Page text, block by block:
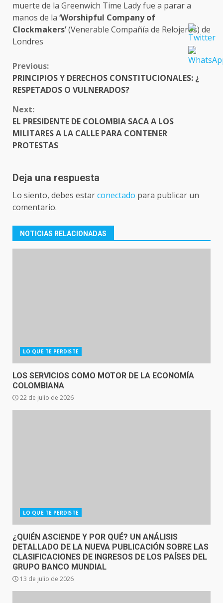
muerte de la Greenwich Time Lady fue a parar a
manos de la ‘Worshipful Company of
Clockmakers’(Venerable Compañía de Relojeros) de
Londres
CONTINUE
READING
Previous:
PRINCIPIOS Y DERECHOS CONSTITUCIONALES: ¿
RESPETADOS O VULNERADOS?
Next:
EL PRESIDENTE DE COLOMBIA SACA A LOS
MILITARES A LA CALLE PARA CONTENER
PROTESTAS
Deja una respuesta
Lo siento, debes estarconectado para publicar un
comentario.
NOTICIAS RELACIONADAS
LO QUE TE PERDISTE
LOS SERVICIOS COMO MOTOR DE LA ECONOMÍA
COLOMBIANA
22 de julio de 2026
LO QUE TE PERDISTE
¿QUIÉN ASCIENDE Y POR QUÉ? UN ANÁLISIS
DETALLADO DE LA NUEVA PUBLICACIÓN SOBRE LAS
CLASIFICACIONES DE INGRESOS DE LOS PAÍSES DEL
GRUPO BANCO MUNDIAL
13 de julio de 2026